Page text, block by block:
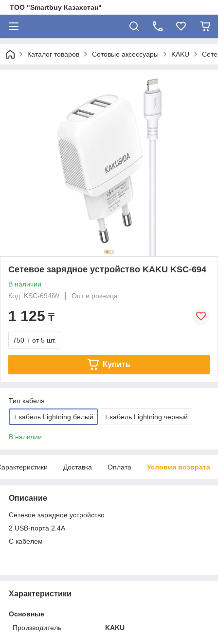
ТОО "Smartbuy Казахстан"
Каталог товаров Сотовые аксессуары KAKU
Сетевое зарядное устройство KAKU KSC-694
В наличии
Код: KSC-694iW
Опт и розница
1 125 ₸
750 ₸ от 5 шт.
Купить
Тип кабеля
+ кабель Lightning белый + кабель Lightning черный
В наличии
Доставка Оплата Условия возврата
Описание
Сетевое зарядное устройство
2 USB-порта 2.4A
С кабелем
Характеристики
Основные
Производитель
KAKU